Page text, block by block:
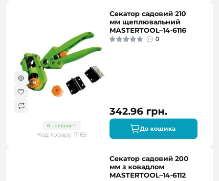
В наявності
Код товару: 7165
Секатор садовий 210
мм щеплювальний
MASTERTOOL–14-6116
0
342.96 грн.
До кошика
Секатор садовий 200
мм з ковадлом
MASTERTOOL–14-6112